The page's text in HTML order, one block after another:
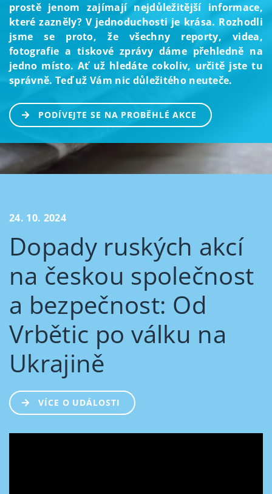
prostě jenom zajímají nejdůležitější informace,
které zazněly? V jednoduchosti je krása. Rozhodli
jsme se proto, že všechny reporty, videa,
fotografie a tiskové zprávy dáme přehledně na
jedno místo. Ať už hledáte cokoliv, určitě jste tu
správně. Teď už Vám nic důležitého neuteče.
PODÍVEJTE SE NA PROBĚHLÉ AKCE
24. 10. 2024
Dopady ruských akcí
na českou společnost
a bezpečnost: Od
Vrbětic po válku na
Ukrajině
VÍCE O UDÁLOSTI